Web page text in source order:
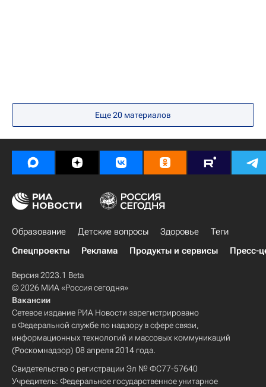
Еще 20 материалов
Образование Детские вопросы Здоровье
Теги
Спецпроекты
Реклама Продукты и сервисы Пресс-
Версия 2023.1 Beta
© 2026 МИА «Россия сегодня»
Вакансии
Сетевое издание РИА Новости зарегистрировано
в Федеральной службе по надзору в сфере связи,
информационных технологий и массовых коммуникаций
(Роскомнадзор) 08 апреля 2014 года.
Свидетельство о регистрации Эл № ФС77-57640
Учредитель: Федеральное государственное унитарное